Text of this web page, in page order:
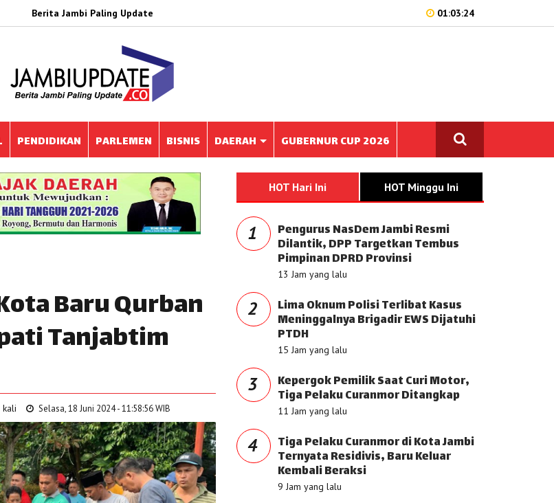
Berita Jambi Paling Update 01:03:24
PENDIDIKAN PARLEMEN BISNIS DAERAH GUBERNUR CUP 2026
Baru Qurban
Tanjabtim
kali Selasa, 18 Juni 2024 - 11:58:56 WIB
HOT Hari Ini HOT Minggu Ini
1 Pengurus NasDem Jambi Resmi
Dilantik, DPP Targetkan Tembus
Pimpinan DPRD Provinsi
13 Jam yang lalu
2 Lima Oknum Polisi Terlibat Kasus
Meninggalnya Brigadir EWS Dijatuhi
PTDH
15 Jam yang lalu
3 Kepergok Pemilik Saat Curi Motor,
Tiga Pelaku Curanmor Ditangkap
11 Jam yang lalu
4 Tiga Pelaku Curanmor di Kota Jambi
Ternyata Residivis, Baru Keluar
Kembali Beraksi
9 Jam yang lalu